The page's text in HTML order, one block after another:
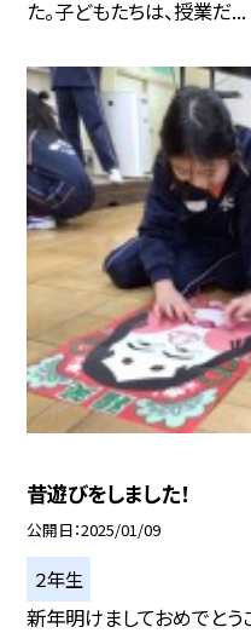
た。子どもたちは、授業だ...
昔遊びをしました！
公開日 2025/01/09
２年生
新年明けましておめでとう